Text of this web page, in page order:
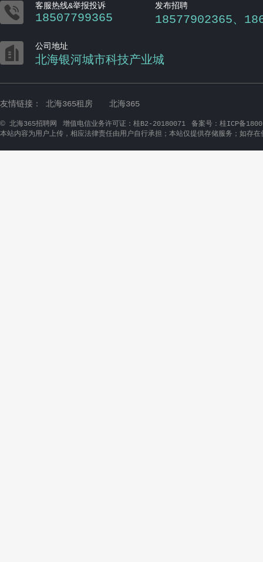
 客服热线&举报投诉
18507799365
发布招聘
18577902365、
 公司地址
北海银河城市科技产业城
友情链接： 北海365租房 北海365
© 北海365招聘网 增值电信业务许可证：桂B2-20180071
备案号：桂ICP备
本站内容为用户上传，相应法律责任由用户自行承担；本站仅提供存储服务；如存